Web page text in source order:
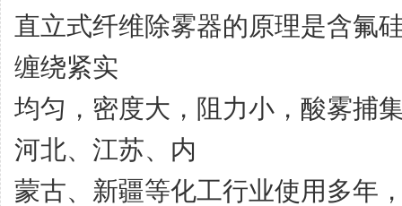
直立式纤维除雾器的原理是含氟
缠绕紧实
均匀，密度大，阻力小，酸雾捕
河北、江苏、内
蒙古、新疆等化工行业使用多年